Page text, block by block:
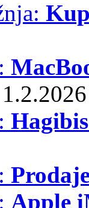
1.2.2026
Apple